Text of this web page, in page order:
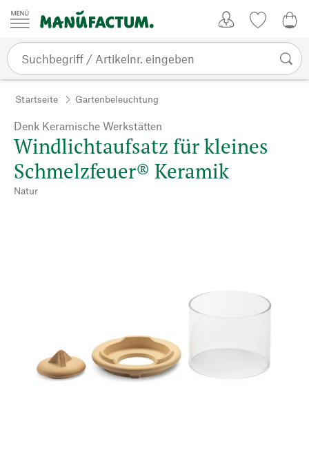
Zum Inhalt springen
Startseite Gartenbeleuchtung
Denk Keramische Werkstätten
Windlichtaufsatz für kleines
Schmelzfeuer® Keramik
Natur